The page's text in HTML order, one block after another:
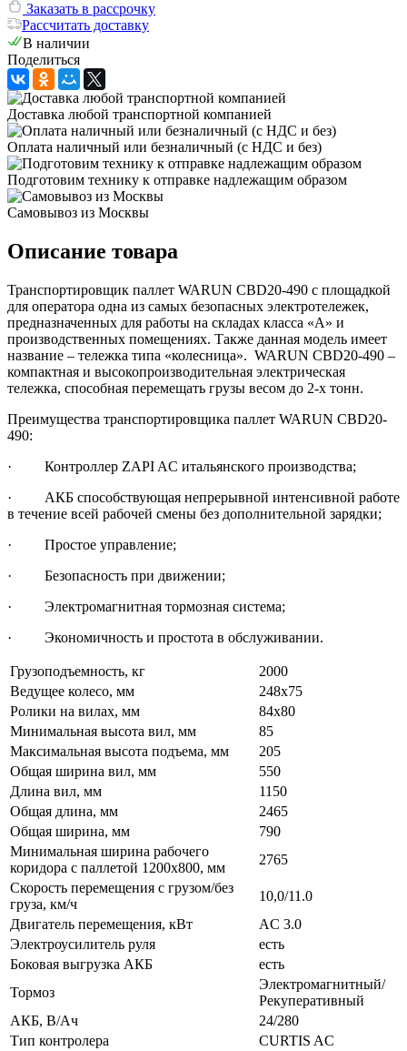
Заказать в рассрочку
Рассчитать доставку
В наличии
Поделиться
Доставка любой транспортной компанией
Оплата наличный или безналичный (с НДС и без)
Подготовим технику к отправке надлежащим образом
Самовывоз из Москвы
Описание товара
Транспортировщик паллет WARUN CBD20-490 с площадкой
для оператора одна из самых безопасных электротележек,
предназначенных для работы на складах класса «А» и
производственных помещениях. Также данная модель имеет
название – тележка типа «колесница». WARUN CBD20-490 –
компактная и высокопроизводительная электрическая
тележка, способная перемещать грузы весом до 2-х тонн.
Преимущества транспортировщика паллет WARUN CBD20-
490:
· Контроллер ZAPI AC итальянского производства;
· АКБ способствующая непрерывной интенсивной работе
в течение всей рабочей смены без дополнительной зарядки;
· Простое управление;
· Безопасность при движении;
· Электромагнитная тормозная система;
· Экономичность и простота в обслуживании.
Грузоподъемность, кг
2000
Ведущее колесо, мм
248х75
Ролики на вилах, мм
84х80
Минимальная высота вил, мм
85
Максимальная высота подъема, мм
205
Общая ширина вил, мм
550
Длина вил, мм
1150
Общая длина, мм
2465
Общая ширина, мм
790
Минимальная ширина рабочего
коридора с паллетой 1200х800, мм
2765
Скорость перемещения с грузом/без
груза, км/ч
10,0/11.0
Двигатель перемещения, кВт
AC 3.0
Электроусилитель руля
есть
Боковая выгрузка АКБ
есть
Тормоз
Электромагнитный/
Рекуперативный
АКБ, В/Ач
24/280
Тип контролера
CURTIS AC